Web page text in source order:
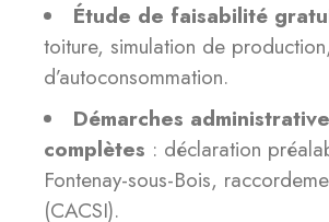
Étude de faisabilité
toiture, simulation de
d’autoconsommation.
Démarches
complètes : déclaration
Fontenay-sous-Bois,
(CACSI).